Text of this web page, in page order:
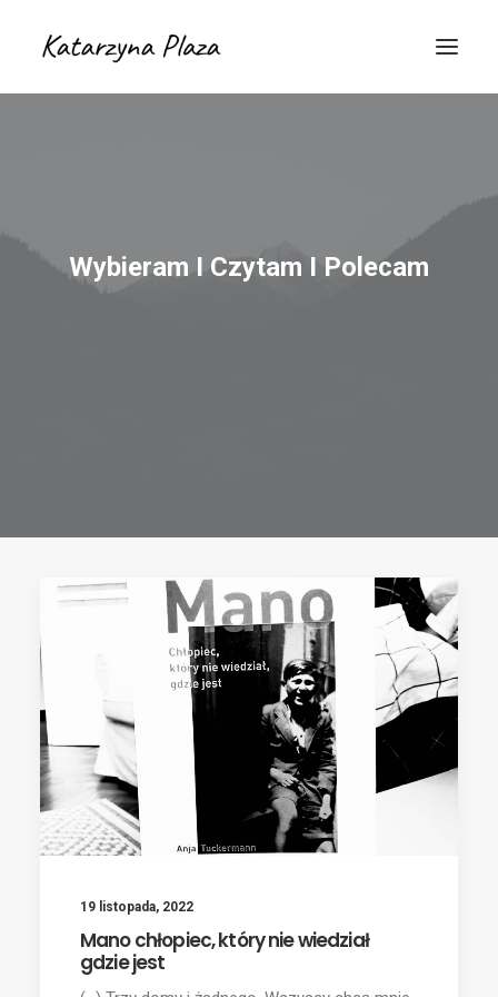
Wybieram I Czytam I Polecam
19 listopada, 2022
Mano chłopiec, który nie wiedział
gdzie jest